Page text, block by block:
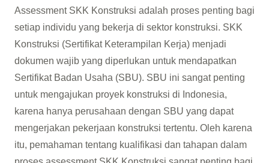
Assessment SKK Konstruksi adalah proses penting bagi
setiap individu yang bekerja di sektor konstruksi. SKK
Konstruksi (Sertifikat Keterampilan Kerja) menjadi
dokumen wajib yang diperlukan untuk mendapatkan
Sertifikat Badan Usaha (SBU). SBU ini sangat penting
untuk mengajukan proyek konstruksi di Indonesia,
karena hanya perusahaan dengan SBU yang dapat
mengerjakan pekerjaan konstruksi tertentu. Oleh karena
itu, pemahaman tentang kualifikasi dan tahapan dalam